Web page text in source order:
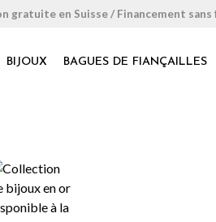
gratuite en Suisse / Financement
BIJOUX BAGUES DE FIANÇAILLES